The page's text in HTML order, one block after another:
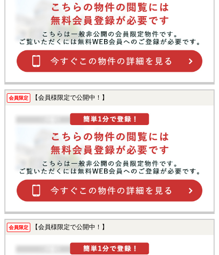
会員限定 【会員様限定で公開中！】
会員限定 【会員様限定で公開中！】